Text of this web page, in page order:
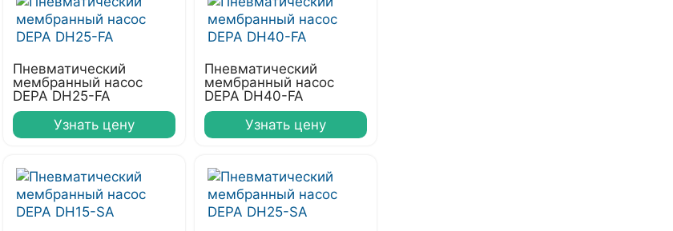
Пневматический
мембранный насос
DEPA DH25-FA
Узнать цену
Пневматический
мембранный насос
DEPA DH40-FA
Узнать цену